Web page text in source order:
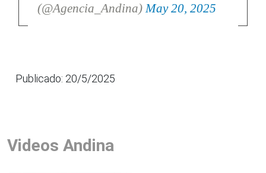
(@Agencia_Andina)May 20, 2025
Publicado: 20/5/2025
Videos Andina